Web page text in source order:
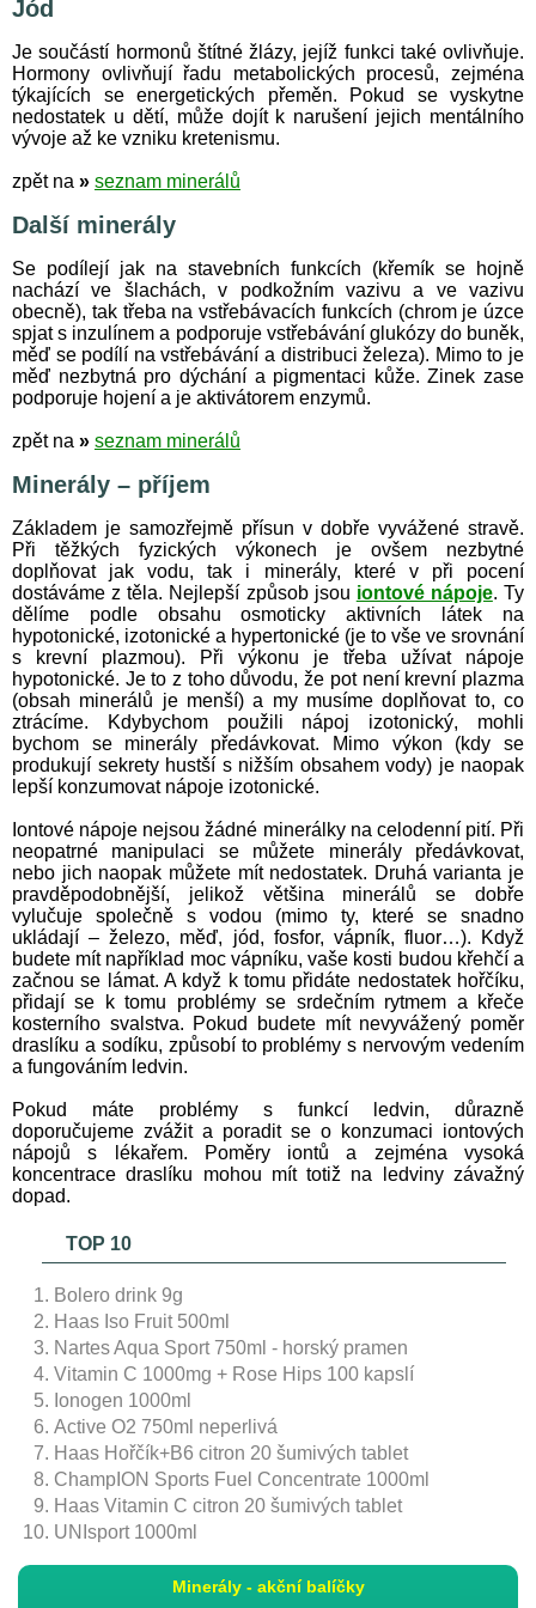
Jód
Je součástí hormonů štítné žlázy, jejíž funkci také ovlivňuje.
Hormony ovlivňují řadu metabolických procesů, zejména
týkajících se energetických přeměn. Pokud se vyskytne
nedostatek u dětí, může dojít k narušení jejich mentálního
vývoje až ke vzniku kretenismu.
zpět na » seznam minerálů
Další minerály
Se podílejí jak na stavebních funkcích (křemík se hojně
nachází ve šlachách, v podkožním vazivu a ve vazivu
obecně), tak třeba na vstřebávacích funkcích (chrom je úzce
spjat s inzulínem a podporuje vstřebávání glukózy do buněk,
měď se podílí na vstřebávání a distribuci železa). Mimo to je
měď nezbytná pro dýchání a pigmentaci kůže. Zinek zase
podporuje hojení a je aktivátorem enzymů.
zpět na » seznam minerálů
Minerály – příjem
Základem je samozřejmě přísun v dobře vyvážené stravě.
Při těžkých fyzických výkonech je ovšem nezbytné
doplňovat jak vodu, tak i minerály, které v při pocení
dostáváme z těla. Nejlepší způsob jsou iontové nápoje. Ty
dělíme podle obsahu osmoticky aktivních látek na
hypotonické, izotonické a hypertonické (je to vše ve srovnání
s krevní plazmou). Při výkonu je třeba užívat nápoje
hypotonické. Je to z toho důvodu, že pot není krevní plazma
(obsah minerálů je menší) a my musíme doplňovat to, co
ztrácíme. Kdybychom použili nápoj izotonický, mohli
bychom se minerály předávkovat. Mimo výkon (kdy se
produkují sekrety hustší s nižším obsahem vody) je naopak
lepší konzumovat nápoje izotonické.
Iontové nápoje nejsou žádné minerálky na celodenní pití. Při
neopatrné manipulaci se můžete minerály předávkovat,
nebo jich naopak můžete mít nedostatek. Druhá varianta je
pravděpodobnější, jelikož většina minerálů se dobře
vylučuje společně s vodou (mimo ty, které se snadno
ukládají – železo, měď, jód, fosfor, vápník, fluor…). Když
budete mít například moc vápníku, vaše kosti budou křehčí a
začnou se lámat. A když k tomu přidáte nedostatek hořčíku,
přidají se k tomu problémy se srdečním rytmem a křeče
kosterního svalstva. Pokud budete mít nevyvážený poměr
draslíku a sodíku, způsobí to problémy s nervovým vedením
a fungováním ledvin.
Pokud máte problémy s funkcí ledvin, důrazně
doporučujeme zvážit a poradit se o konzumaci iontových
nápojů s lékařem. Poměry iontů a zejména vysoká
koncentrace draslíku mohou mít totiž na ledviny závažný
dopad.
TOP 10
Bolero drink 9g
Haas Iso Fruit 500ml
Nartes Aqua Sport 750ml - horský pramen
Vitamin C 1000mg + Rose Hips 100 kapslí
Ionogen 1000ml
Active O2 750ml neperlivá
Haas Hořčík+B6 citron 20 šumivých tablet
ChampION Sports Fuel Concentrate 1000ml
Haas Vitamin C citron 20 šumivých tablet
UNIsport 1000ml